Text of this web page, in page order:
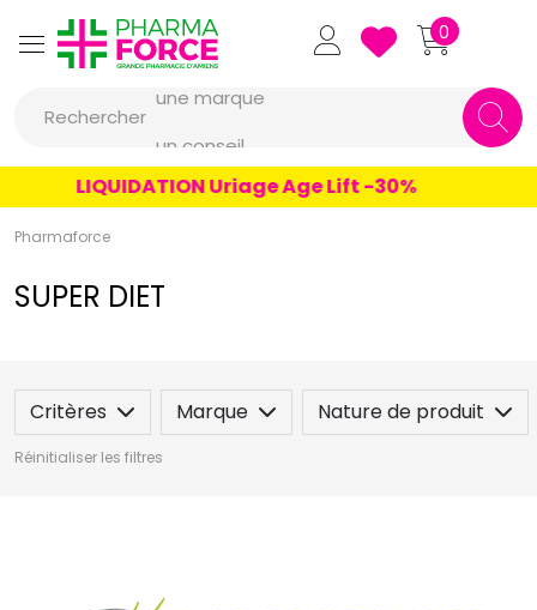
Pharmaforce Grande Pharmacie
0
Rechercher
une marque
un conseil
un produit
une marque
LIQUIDATION Uriage Age Lift -30%
Pharmaforce
SUPER DIET
Critères Marque Nature de produit
Réinitialiser les filtres